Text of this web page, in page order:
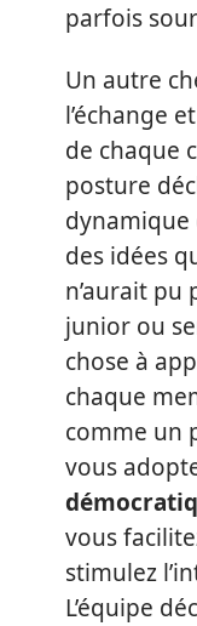
parfois
Un autre
l’échange
de chaque
posture
des idées
n’aurait pu
junior ou
chose à
chaque
comme un
vous
vous
stimulez
L’équipe